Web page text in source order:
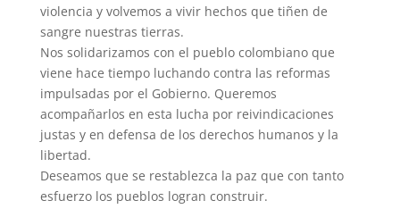
violencia y volvemos a vivir hechos que tiñen de
sangre nuestras tierras.
Nos solidarizamos con el pueblo colombiano que
viene hace tiempo luchando contra las reformas
impulsadas por el Gobierno. Queremos
acompañarlos en esta lucha por reivindicaciones
justas y en defensa de los derechos humanos y la
libertad.
Deseamos que se restablezca la paz que con tanto
esfuerzo los pueblos logran construir.